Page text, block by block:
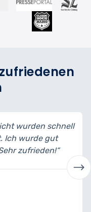
„Ich habe mein Auto
bin wirklich begeistert
transparent erklärt und